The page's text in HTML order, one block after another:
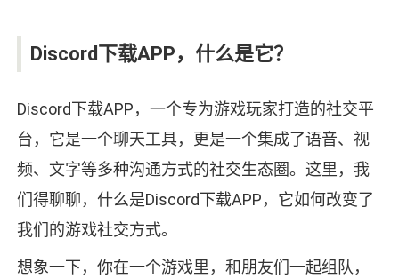
Discord下载APP，什么是它？
Discord下载APP，一个专为游戏玩家打造的社交平
台，它是一个聊天工具，更是一个集成了语音、视
频、文字等多种沟通方式的社交生态圈。这里，我
们得聊聊，什么是Discord下载APP，它如何改变了
我们的游戏社交方式。
想象一下，你在一个游戏里，和朋友们一起组队，